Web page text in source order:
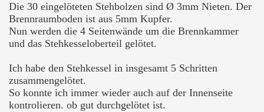
Die 30 eingelöteten Stehbolzen sind Ø 3mm Nieten. Der
Brennraumboden ist aus 5mm Kupfer.
Nun werden die 4 Seitenwände um die Brennkammer
und das Stehkesseloberteil gelötet.
Ich habe den Stehkessel in insgesamt 5 Schritten
zusammengelötet.
So konnte ich immer wieder auch auf der Innenseite
kontrolieren. ob gut durchgelötet ist.